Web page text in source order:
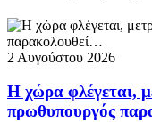
2 Αυγούστου 2026
Η χώρα φλέγεται,
πρωθυπουργός